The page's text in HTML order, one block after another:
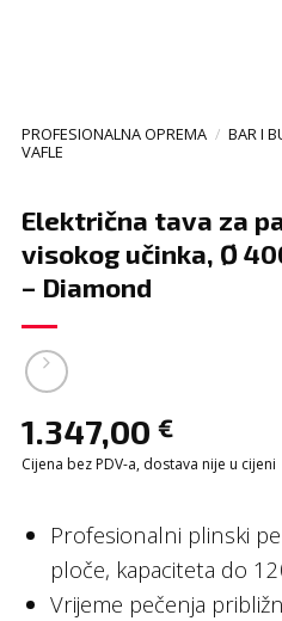
PROFESIONALNA OPREMA / BAR I
VAFLE
Električna tava za
visokog učinka, Ø
– Diamond
1.347,00€
Cijena bez PDV-a, dostava nije u cijeni
Profesionalni plinski
ploče, kapaciteta do
Vrijeme pečenja